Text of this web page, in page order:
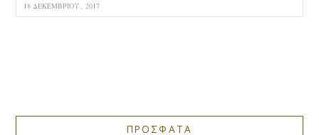
18 ΔΕΚΕΜΒΡΊΟΥ , 2017
ΠΡΟΣΦΑΤΑ